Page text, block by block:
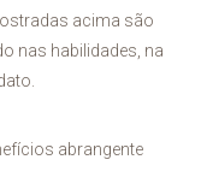
acima são
nas habilidades, na
abrangente